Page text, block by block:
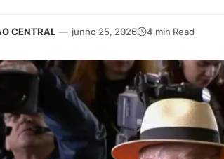
CENTRAL — junho 25, 2026 4 min Read